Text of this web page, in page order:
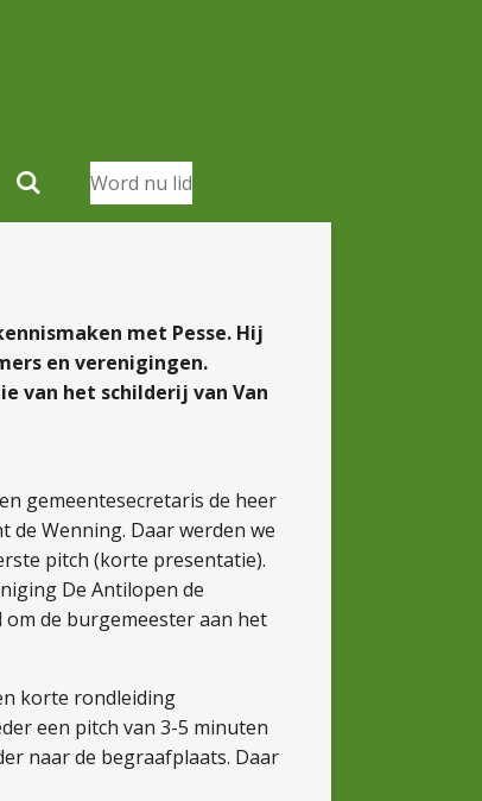
Word nu lid
met Pesse. Hij
en verenigingen.
van het schilderij van Van
gemeentesecretaris de heer
de Wenning. Daar werden we
pitch (korte presentatie).
De Antilopen de
de burgemeester aan het
korte rondleiding
een pitch van 3-5 minuten
naar de begraafplaats. Daar